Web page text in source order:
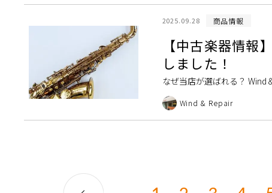
2025.09.28 商品情報
【中古楽器情
しました！
なぜ当店が選ばれる？ Wind
ービスについて 修理・調整
Wind & Repair